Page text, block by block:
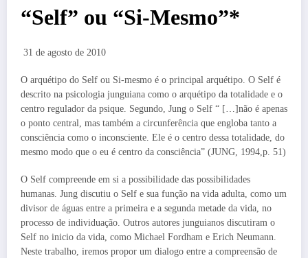
“Self” ou “Si-Mesmo”*
31 de agosto de 2010
O arquétipo do Self ou Si-mesmo é o principal arquétipo. O Self é
descrito na psicologia junguiana como o arquétipo da totalidade e o
centro regulador da psique. Segundo, Jung o Self “ […]não é apenas
o ponto central, mas também a circunferência que engloba tanto a
consciência como o inconsciente. Ele é o centro dessa totalidade, do
mesmo modo que o eu é centro da consciência” (JUNG, 1994,p. 51)
O Self compreende em si a possibilidade das possibilidades
humanas. Jung discutiu o Self e sua função na vida adulta, como um
divisor de águas entre a primeira e a segunda metade da vida, no
processo de individuação. Outros autores junguianos discutiram o
Self no inicio da vida, como Michael Fordham e Erich Neumann.
Neste trabalho, iremos propor um dialogo entre a compreensão de